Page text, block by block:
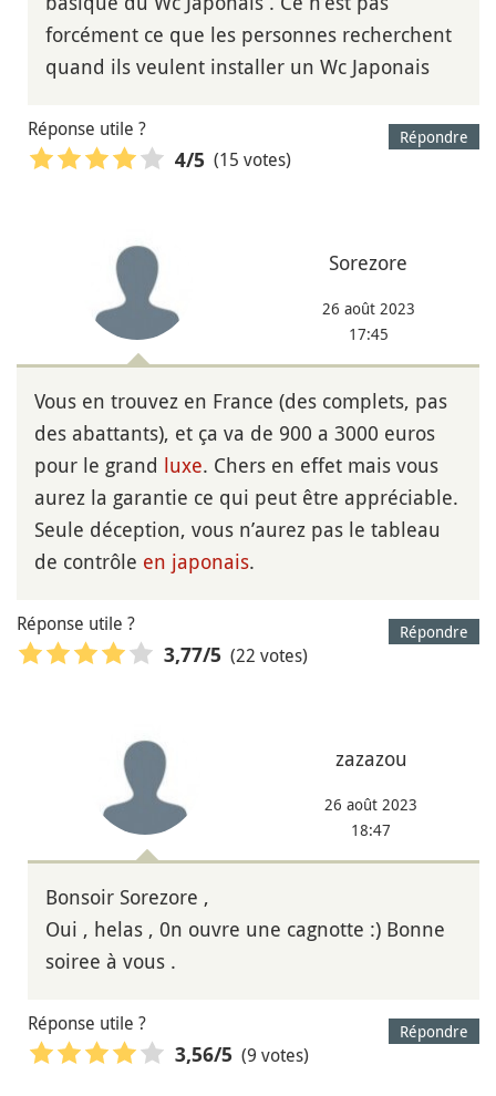
forcément ce que les personnes recherchent
quand ils veulent installer un Wc Japonais
Répondre
Réponse utile ?
4/5 (15 votes)
Sorezore
26 août 2023
17:45
Vous en trouvez en France (des complets, pas
des abattants), et ça va de 900 a 3000 euros
pour le grand luxe. Chers en effet mais vous
aurez la garantie ce qui peut être appréciable.
Seule déception, vous n’aurez pas le tableau
de contrôle en japonais.
Répondre
Réponse utile ?
3,77/5 (22 votes)
zazazou
26 août 2023
18:47
Bonsoir Sorezore ,
Oui , helas , 0n ouvre une cagnotte :) Bonne
soiree à vous .
Répondre
Réponse utile ?
3,56/5 (9 votes)